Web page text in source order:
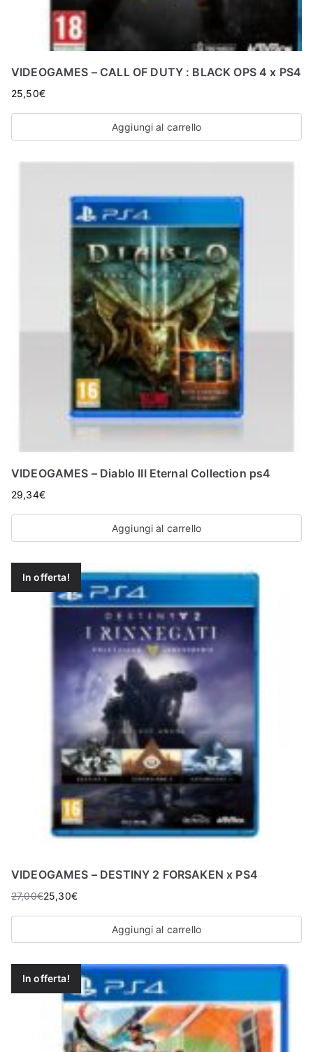
VIDEOGAMES – CALL OF DUTY : BLACK OPS 4 x PS4
25,50€
Aggiungi al carrello
VIDEOGAMES – Diablo III Eternal Collection ps4
29,34€
Aggiungi al carrello
In offerta!
VIDEOGAMES – DESTINY 2 FORSAKEN x PS4
27,00€25,30€
Aggiungi al carrello
In offerta!